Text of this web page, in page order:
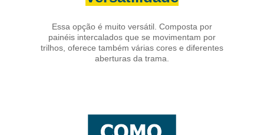
Essa opção é muito versátil. Composta por
painéis intercalados que se movimentam por
trilhos, oferece também várias cores e diferentes
aberturas da trama.